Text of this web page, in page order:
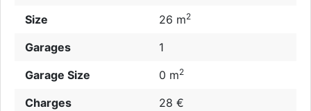
Size
26 m2
Garages
1
Garage Size
0 m2
Charges
28 €